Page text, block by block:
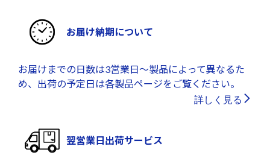
お届け納期について
お届けまでの日数は3営業日～製品によって異なるた
め、出荷の予定日は各製品ページをご覧ください。
詳しく見る
翌営業日出荷サービス